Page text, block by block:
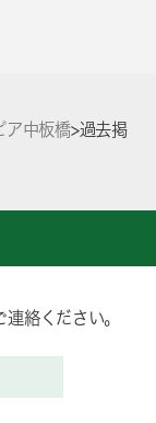
ア中板橋>過去掲
絡ください。